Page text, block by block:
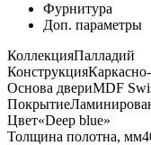
Фурнитура
Доп. параметры
КоллекцияПалладий
Конструкция
Основа двериMDF
Покрытие
Цвет«Deep blue»
Толщина полотна, мм